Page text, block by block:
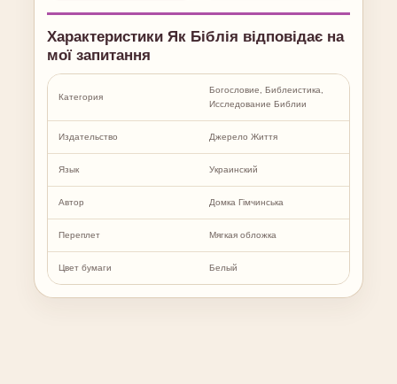
Характеристики Як Біблія відповідає на
мої запитання
Категория
Богословие, Библеистика,
Исследование Библии
Издательство Джерело Життя
Язык Украинский
Автор Домка Гімчинська
Переплет Мягкая обложка
Цвет бумаги Белый